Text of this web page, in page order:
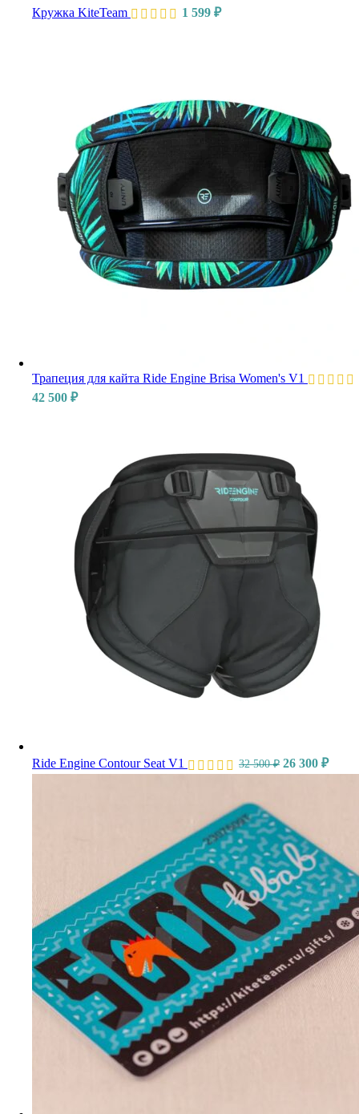
Кружка KiteTeam 1 599 ₽
Трапеция для кайта Ride Engine Brisa Women's V1
42 500 ₽
Ride Engine Contour Seat V1 32 500₽ 26 300 ₽